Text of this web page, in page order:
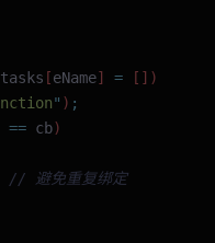
tasks [eName] = [])
" ) ;
== cb)
// 避免重复绑定